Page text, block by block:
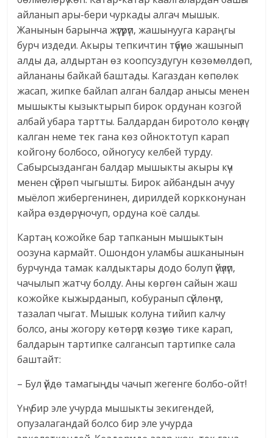
айланып ары-бери чуркады алгач мышык.
Жанынын барынча жүгүрүп, жашынууга караңгы
бурч издеди. Акыры тепкичтин түбүнө жашынып
алды да, алдыртан өз коопсуздугун көзөмөлдөп,
айлананы байкай баштады. Кагаздан көпөлөк
жасап, жипке байлап алган балдар анысы менен
мышыкты кызыктырып бирок ордунан козгой
албай убара тартты. Балдардан биротоло көңүлү
калган неме тек гана көз ойноктотуп карап
койгону болбосо, ойногусу келбей турду.
Сабырсызданган балдар мышыкты акыры күч
менен сүйрөп чыгышты. Бирок айбандын ачуу
мыёлоп жибергенинен, дирилдей коркконунан
кайра өздөрү чочуп, ордуна коё салды.
Картаң кожойке бар тапканын мышыктын
оозуна кармайт. Ошондон уламбы ашканынын
бурчунда тамак калдыктары додо болуп үйүлүп,
чачылып жатчу болду. Аны көргөн сайын жаш
кожойке кыжырданып, кобуранып сүйлөнүп,
тазалап чыгат. Мышык колуна тийип калчу
болсо, аны жогору көтөрүп көзүнө тике карап,
балдарын тартипке салгансып тартипке сала
баштайт:
– Бул үйдө тамагыңды чачып жегенге болбо-ойт!
Үнү бир эле учурда мышыкты зекигендей,
опузалагандай болсо бир эле учурда